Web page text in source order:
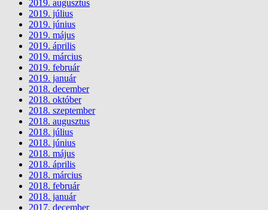
2019. augusztus
2019. július
2019. június
2019. május
2019. április
2019. március
2019. február
2019. január
2018. december
2018. október
2018. szeptember
2018. augusztus
2018. július
2018. június
2018. május
2018. április
2018. március
2018. február
2018. január
2017. december